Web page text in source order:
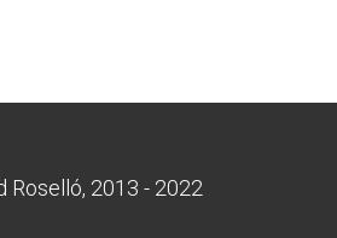
Roselló, 2013 - 2022